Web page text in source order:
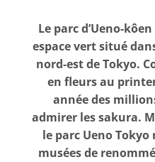
Le parc d’Ueno-
espace vert situé
nord-est de Tokyo.
en fleurs au
année des
admirer les sakura.
le parc Ueno Tokyo
musées de